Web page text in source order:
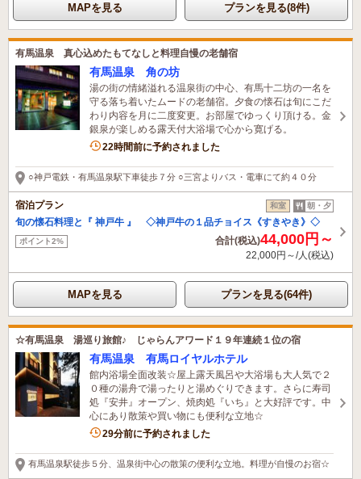
MAPを見る プランを見る(8件)
有馬温泉 真心込めたもてなしと料理自慢の老舗宿
有馬温泉 角の坊
湯の街の情緒溢れる温泉街の中心、有馬十二坊の一名を
守る落ち着いたムードの老舗宿。夕食の懐石は旬にこだ
わり内容を月に二度変更。お部屋でゆっくり頂ける。金
銀泉が楽しめる露天付大浴場で心から寛げる。
1名がこの宿を見ています
22時間前に予約されました
○神戸電鉄・有馬温泉駅下車徒歩７分 ○三宮よりバス・電車にて約４０分
宿泊プラン 和室 朝・夕
旬の懐石料理と『 神戸牛 』 ◇神戸牛の１品チョイス《すきやき》◇
ポイント2% 合計(税込)44,000円～
22,000円～/人(税込)
MAPを見る プランを見る(64件)
☆有馬温泉 湯巡り旅館♪ じゃらんアワード１９年連続１位の宿
有馬温泉 有馬ロイヤルホテル
館内浴場全面改装☆屋上露天風呂や大浴場も大人気で２
０種の湯舟で湯ったりと湯めぐりできます。さらに寿司
処『安井』オープン、焼肉処『いち』と大好評です。中
心にあり散策や買い物にも便利な立地☆
9名がこの宿を見ています
29分前に予約されました
有馬温泉駅徒歩５分、温泉街中心の散策の便利な立地。料理が自慢のお宿☆